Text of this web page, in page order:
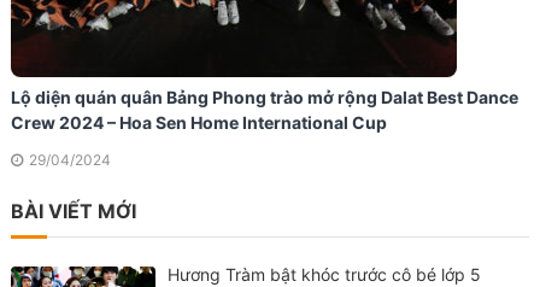
Lộ diện quán quân Bảng Phong trào mở rộng Dalat Best Dance
Crew 2024 – Hoa Sen Home International Cup
29/04/2024
BÀI VIẾT MỚI
Hương Tràm bật khóc trước cô bé lớp 5